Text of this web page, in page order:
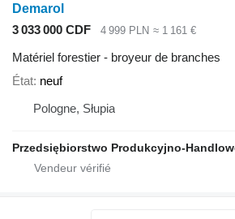
Demarol
3 033 000 CDF
4 999 PLN ≈ 1 161 €
Matériel forestier - broyeur de branches
État neuf
Pologne, Słupia